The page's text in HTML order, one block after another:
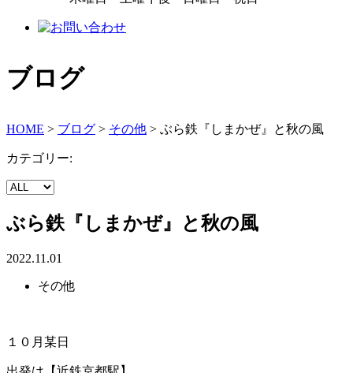
ブログ
HOME > ブログ > その他 > ぶら鉄『しまかぜ』と秋の風
カテゴリー:
ぶら鉄『しまかぜ』と秋の風
2022.11.01
その他
１０月某日